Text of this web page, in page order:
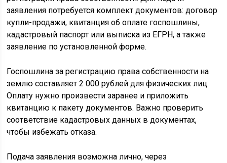
заявления потребуется комплект документов: договор
купли-продажи, квитанция об оплате госпошлины,
кадастровый паспорт или выписка из ЕГРН, а также
заявление по установленной форме.
Госпошлина за регистрацию права собственности на
землю составляет 2 000 рублей для физических лиц.
Оплату нужно произвести заранее и приложить
квитанцию к пакету документов. Важно проверить
соответствие кадастровых данных в документах,
чтобы избежать отказа.
Подача заявления возможна лично, через